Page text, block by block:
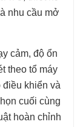
nhu cầu mở
cảm, độ ổn
theo tổ máy
điều khiển và
cuối cùng
hoàn chỉnh